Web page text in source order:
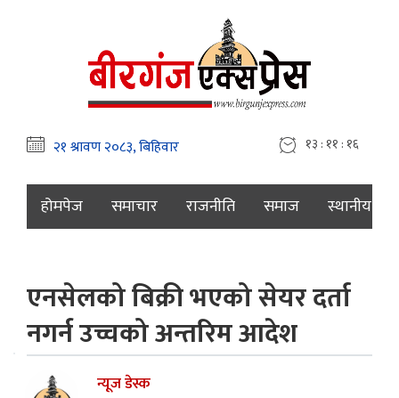
१३ : ११ : १७
होमपेज समाचार राजनीति समाज स्थानीय
एनसेलको बिक्री भएको सेयर दर्ता
नगर्न उच्चको अन्तरिम आदेश
न्यूज डेस्क